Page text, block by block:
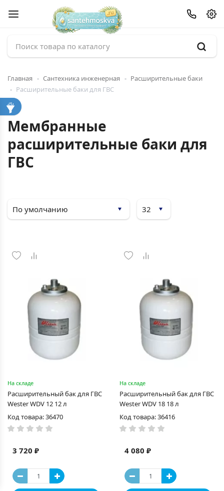
Главная Сантехника инженерная
Расширительные баки
Расширительные баки для ГВС
Мембранные
расширительные баки для
ГВС
На складе
Раcширительный бак для ГВС
Wester WDV 12 12 л
Код товара: 36470
3 720 ₽
На складе
Раcширительный бак для ГВС
Wester WDV 18 18 л
Код товара: 36416
4 080 ₽